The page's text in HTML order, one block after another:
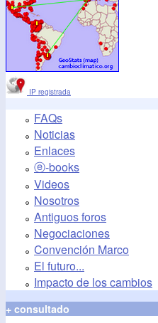
IP registrada
FAQs
Noticias
Enlaces
ⓔ-books
Videos
Nosotros
Antiguos foros
Negociaciones
Convención Marco
El futuro...
Impacto de los cambios
+ consultado